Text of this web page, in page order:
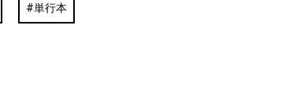
単行本